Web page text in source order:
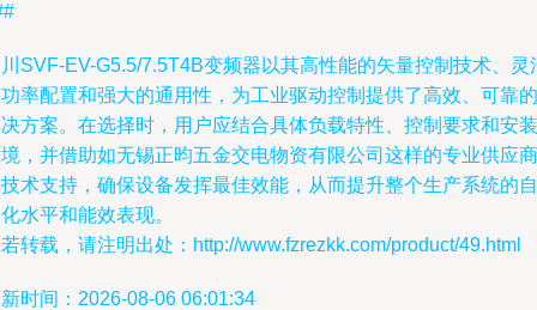
SVF-EV-G5.5/7.5T4B变频器以其高性能的矢量控制技术、灵
率配置和强大的通用性，为工业驱动控制提供了高效、可靠的
方案。在选择时，用户应结合具体负载特性、控制要求和安装
，并借助如无锡正昀五金交电物资有限公司这样的专业供应商
术支持，确保设备发挥最佳效能，从而提升整个生产系统的自
水平和能效表现。
转载，请注明出处：http://www.fzrezkk.com/product/49.html
时间：2026-08-06 06:01:34